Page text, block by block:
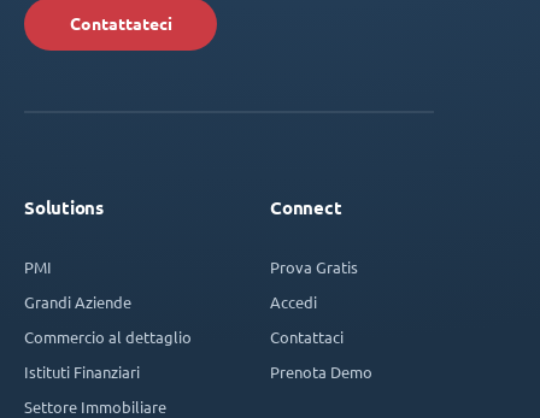
Contattateci
Solutions
PMI
Grandi Aziende
Commercio al dettaglio
Istituti Finanziari
Settore Immobiliare
Connect
Prova Gratis
Accedi
Contattaci
Prenota Demo